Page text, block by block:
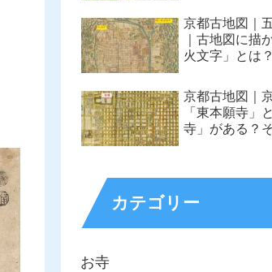
京都古地図｜
｜古地図に描
火文字」とは？
京都古地図｜
「東本願寺」
寺」がある？
カテゴリー
お寺